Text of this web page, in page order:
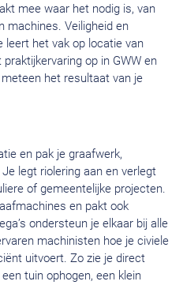
mee waar het nodig is, van
machines. Veiligheid en
leert het vak op locatie van
op in GWW en
het resultaat van je
en pak je graafwerk,
legt riolering aan en verlegt
of gemeentelijke projecten.
en pakt ook
ondersteun je elkaar bij alle
machinisten hoe je civiele
uitvoert. Zo zie je direct
tuin ophogen, een klein